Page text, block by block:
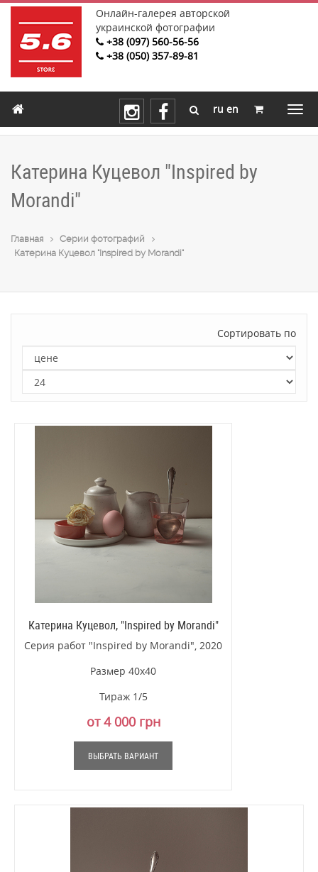
Онлайн-галерея авторской
украинской фотографии
+38 (097) 560-56-56
+38 (050) 357-89-81
ru en
Катерина Куцевол "Inspired by
Morandi"
Главная
Cерии фотографий
Катерина Куцевол "Inspired by Morandi"
Сортировать по
Катерина Куцевол, "Inspired by Morandi"
Серия работ "Inspired by Morandi", 2020
Размер 40х40
Тираж 1/5
от 4 000 грн
ВЫБРАТЬ ВАРИАНТ